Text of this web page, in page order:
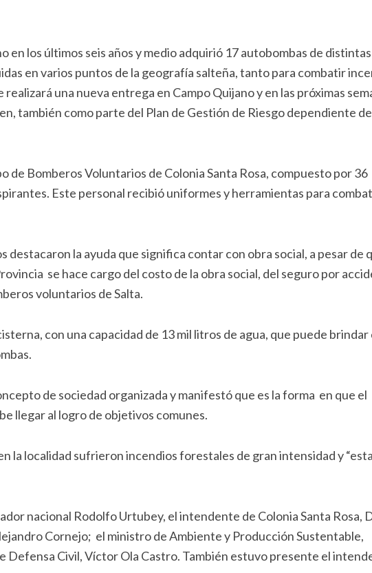
en los últimos seis años y medio adquirió 17 autobombas de distintas
en varios puntos de la geografía salteña, tanto para combatir
una nueva entrega en Campo Quijano y en las próximas
también como parte del Plan de Gestión de Riesgo dependiente
de Bomberos Voluntarios de Colonia Santa Rosa, compuesto por 36
Este personal recibió uniformes y herramientas para
la ayuda que significa contar con obra social, a pesar de
se hace cargo del costo de la obra social, del seguro por
voluntarios de Salta.
con una capacidad de 13 mil litros de agua, que puede brindar
de sociedad organizada y manifestó que es la forma en que el
llegar al logro de objetivos comunes.
la localidad sufrieron incendios forestales de gran intensidad y
nacional Rodolfo Urtubey, el intendente de Colonia Santa Rosa,
Cornejo; el ministro de Ambiente y Producción Sustentable,
Defensa Civil, Víctor Ola Castro. También estuvo presente el